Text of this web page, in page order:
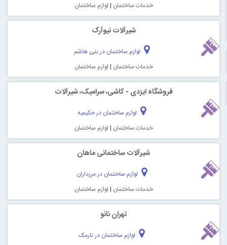
خدمات ساختمان|لوازم ساختمان
شیرآلات نیوآرک
لوازم ساختمان در بنی هاشم
خدمات ساختمان|لوازم ساختمان
فروشگاه ایزدی - کاشی، سرامیک، شیرآلات
لوازم ساختمان در حکیمیه
خدمات ساختمان|لوازم ساختمان
شیرآلات ساختمانی ماهان
لوازم ساختمان در مرزداران
خدمات ساختمان|لوازم ساختمان
تهران نانو
لوازم ساختمان در نارمک